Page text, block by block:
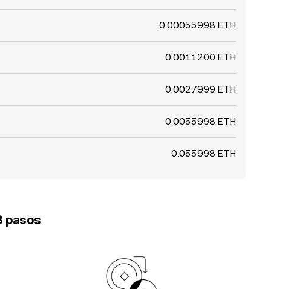
0.00055998 ETH
0.0011200 ETH
0.0027999 ETH
0.0055998 ETH
0.055998 ETH
pasos